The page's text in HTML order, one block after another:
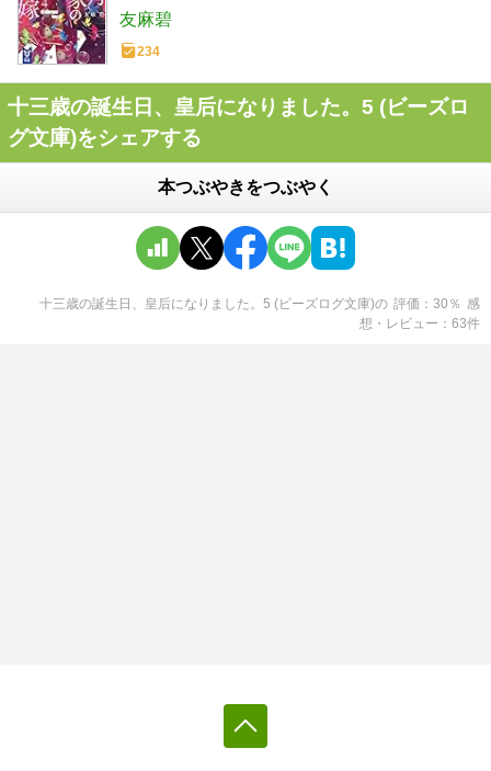
友麻碧
234
十三歳の誕生日、皇后になりました。5 (ビーズロ
グ文庫)をシェアする
本つぶやきをつぶやく
十三歳の誕生日、皇后になりました。5 (ビーズログ文庫)の 評価 30 ％ 感
想・レビュー
63件